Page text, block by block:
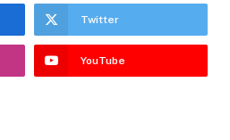
Twitter
YouTube